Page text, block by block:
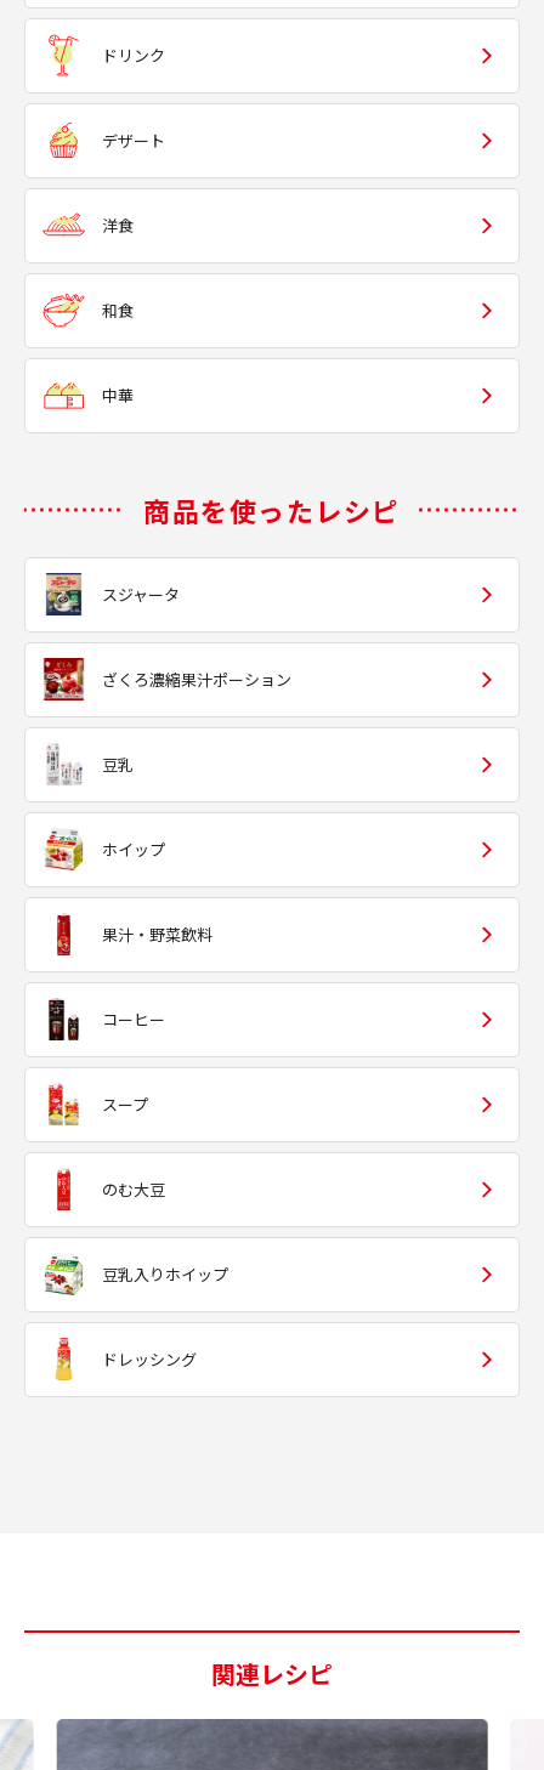
ドリンク
デザート
洋食
和食
中華
商品を使ったレシピ
スジャータ
ざくろ濃縮果汁ポーション
豆乳
ホイップ
果汁・野菜飲料
コーヒー
スープ
のむ大豆
豆乳入りホイップ
ドレッシング
関連レシピ